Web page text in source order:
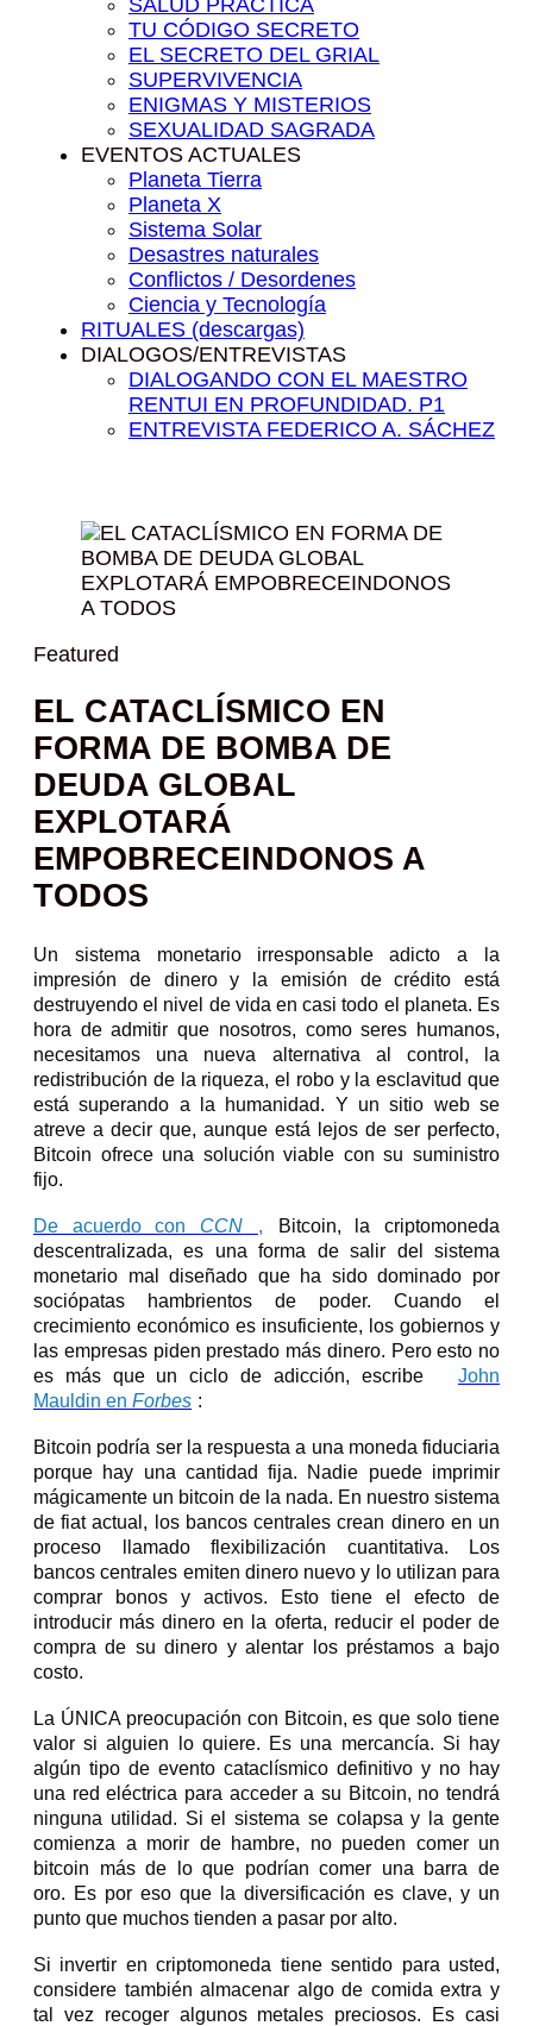
SALUD PRÁCTICA
TU CÓDIGO SECRETO
EL SECRETO DEL GRIAL
SUPERVIVENCIA
ENIGMAS Y MISTERIOS
SEXUALIDAD SAGRADA
EVENTOS ACTUALES
Planeta Tierra
Planeta X
Sistema Solar
Desastres naturales
Conflictos / Desordenes
Ciencia y Tecnología
RITUALES (descargas)
DIALOGOS/ENTREVISTAS
DIALOGANDO CON EL MAESTRO
RENTUI EN PROFUNDIDAD. P1
ENTREVISTA FEDERICO A. SÁCHEZ
Featured
EL CATACLÍSMICO EN
FORMA DE BOMBA DE
DEUDA GLOBAL
EXPLOTARÁ
EMPOBRECEINDONOS A
TODOS
Un sistema monetario irresponsable adicto a la
impresión de dinero y la emisión de crédito está
destruyendo el nivel de vida en casi todo el planeta. Es
hora de admitir que nosotros, como seres humanos,
necesitamos una nueva alternativa al control, la
redistribución de la riqueza, el robo y la esclavitud que
está superando a la humanidad. Y un sitio web se
atreve a decir que, aunque está lejos de ser perfecto,
Bitcoin ofrece una solución viable con su suministro
fijo.
De acuerdo con CCN ,
Bitcoin, la criptomoneda
descentralizada, es una forma de salir del sistema
monetario mal diseñado que ha sido dominado por
sociópatas hambrientos de poder. Cuando el
crecimiento económico es insuficiente, los gobiernos y
las empresas piden prestado más dinero. Pero esto no
es más que un ciclo de adicción, escribe John
Mauldin en Forbes :
Bitcoin podría ser la respuesta a una moneda fiduciaria
porque hay una cantidad fija. Nadie puede imprimir
mágicamente un bitcoin de la nada. En nuestro sistema
de fiat actual, los bancos centrales crean dinero en un
proceso llamado flexibilización cuantitativa. Los
bancos centrales emiten dinero nuevo y lo utilizan para
comprar bonos y activos. Esto tiene el efecto de
introducir más dinero en la oferta, reducir el poder de
compra de su dinero y alentar los préstamos a bajo
costo.
La ÚNICA preocupación con Bitcoin, es que solo tiene
valor si alguien lo quiere. Es una mercancía. Si hay
algún tipo de evento cataclísmico definitivo y no hay
una red eléctrica para acceder a su Bitcoin, no tendrá
ninguna utilidad. Si el sistema se colapsa y la gente
comienza a morir de hambre, no pueden comer un
bitcoin más de lo que podrían comer una barra de
oro. Es por eso que la diversificación es clave, y un
punto que muchos tienden a pasar por alto.
Si invertir en criptomoneda tiene sentido para usted,
considere también almacenar algo de comida extra y
tal vez recoger algunos metales preciosos. Es casi